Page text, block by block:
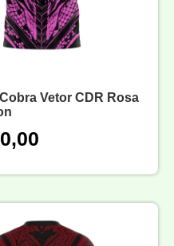
Vetor CDR Rosa